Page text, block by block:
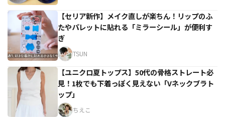
【セリア新作】メイク直しが楽ちん！リップのふ
たやパレットに貼れる「ミラーシール」が便利す
ぎ
TSUN
【ユニクロ夏トップス】50代の骨格ストレート必
見！1枚でも下着っぽく見えない「Vネックブラト
ップ」
ちえこ